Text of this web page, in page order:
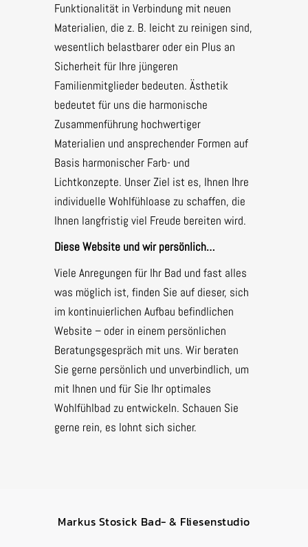
Funktionalität in Verbindung mit neuen
Materialien, die z. B. leicht zu reinigen sind,
wesentlich belastbarer oder ein Plus an
Sicherheit für Ihre jüngeren
Familienmitglieder bedeuten. Ästhetik
bedeutet für uns die harmonische
Zusammenführung hochwertiger
Materialien und ansprechender Formen auf
Basis harmonischer Farb- und
Lichtkonzepte. Unser Ziel ist es, Ihnen Ihre
individuelle Wohlfühloase zu schaffen, die
Ihnen langfristig viel Freude bereiten wird.
Diese Website und wir persönlich…
Viele Anregungen für Ihr Bad und fast alles
was möglich ist, finden Sie auf dieser, sich
im kontinuierlichen Aufbau befindlichen
Website – oder in einem persönlichen
Beratungsgespräch mit uns. Wir beraten
Sie gerne persönlich und unverbindlich, um
mit Ihnen und für Sie Ihr optimales
Wohlfühlbad zu entwickeln. Schauen Sie
gerne rein, es lohnt sich sicher.
Markus Stosick Bad- & Fliesenstudio